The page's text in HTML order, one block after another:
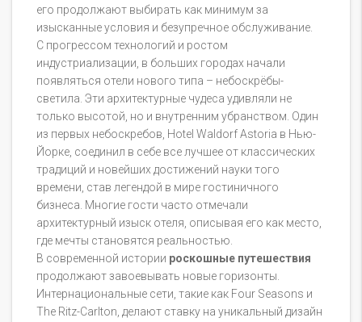
его продолжают выбирать как минимум за
изысканные условия и безупречное обслуживание.
С прогрессом технологий и ростом
индустриализации, в больших городах начали
появляться отели нового типа – небоскрёбы-
светила. Эти архитектурные чудеса удивляли не
только высотой, но и внутренним убранством. Один
из первых небоскребов, Hotel Waldorf Astoria в Нью-
Йорке, соединил в себе все лучшее от классических
традиций и новейших достижений науки того
времени, став легендой в мире гостиничного
бизнеса. Многие гости часто отмечали
архитектурный изыск отеля, описывая его как место,
где мечты становятся реальностью.
В современной истории роскошные путешествия
продолжают завоевывать новые горизонты.
Интернациональные сети, такие как Four Seasons и
The Ritz-Carlton, делают ставку на уникальный дизайн